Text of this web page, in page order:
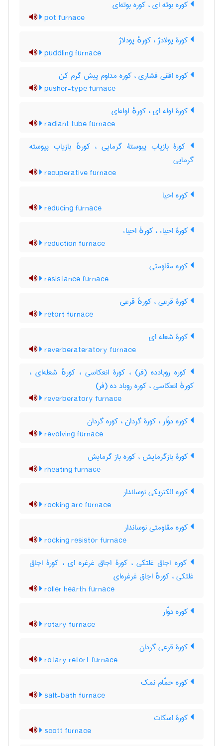
کوره بوته ای ، کوره بوته‌ای
pot furnace
کورۀ پولادژ ، کورهٔ پودلاژ
puddling furnace
کوره افقی فشاری ، کوره مداوم پیش گرم کن
pusher-type furnace
کورۀ لوله ای ، کورهٔ لوله‌ای
radiant tube furnace
کورۀ بازیاب پیوستۀ گرمایی ، کورهٔ بازیاب پیوسته
گرمایی
recuperative furnace
کوره احیا
reducing furnace
کورۀ احیاء ، کورهٔ احیاء
reduction furnace
کوره مقاومتی
resistance furnace
کورۀ قرعی ، کورهٔ قرعی
retort furnace
کورۀ شعله ای
reverberateratory furnace
کوره روبادده (فر) ، کورۀ انعکاسی ، کورهٔ شعله‌ای ،
کورهٔ انعکاسی ، کوره روباد ده (فر)
reverberatory furnace
کوره دوّار ، کورۀ گردان ، کوره گردان
revolving furnace
کورۀ بازگرمایش ، کوره باز گرمایش
rheating furnace
کوره الکتریکی نوساندار
rocking arc furnace
کوره مقاومتی نوساندار
rocking resistor furnace
کوره اجاق غلتکی ، کورۀ اجاق غرغره ای ، کورۀ اجاق
غلتکی ، کورهٔ اجاق غرغره‌ای
roller hearth furnace
کوره دوّار
rotary furnace
کورۀ قرعی گردان
rotary retort furnace
کوره حمّام نمک
salt-bath furnace
کورۀ اسکات
scott furnace